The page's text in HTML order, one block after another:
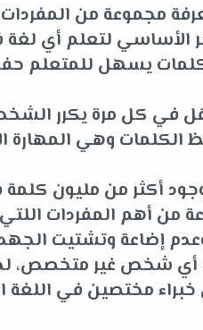
مجموعة من المفردات
الأساسي لتعلم أي
يسهل للمتعلم
في كل مرة يكرر
وهي المهارة
أكثر من مليون كلمة
أهم المفردات
إضاعة وتشتيت الجهد
أي شخص غير متخصص،
مختصين في اللغة